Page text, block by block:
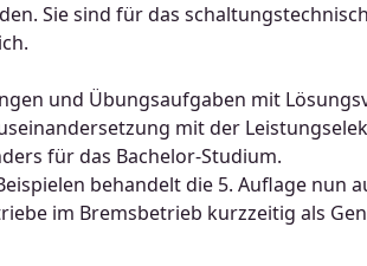
Sie sind für das
und Übungsaufgaben mit
mit der
für das Bachelor-Studium.
behandelt die 5. Auflage nun
im Bremsbetrieb kurzzeitig als